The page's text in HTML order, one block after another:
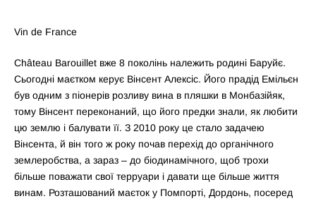
Vin de France
Château Barouillet вже 8 поколінь належить родині Баруйє.
Сьогодні маєтком керує Вінсент Алексіс. Його прадід Емільєн
був одним з піонерів розливу вина в пляшки в Монбазійяк,
тому Вінсент переконаний, що його предки знали, як любити
цю землю і балувати її. З 2010 року це стало задачею
Вінсента, й він того ж року почав перехід до органічного
землеробства, а зараз – до біодинамічного, щоб трохи
більше поважати свої терруари і давати ще більше життя
винам. Розташований маєток у Помпорті, Дордонь, посеред